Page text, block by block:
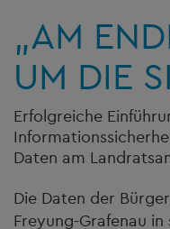
„AM
UM DIE
Erfolgreiche
Daten am
Die Daten der
Freyung-Grafenau